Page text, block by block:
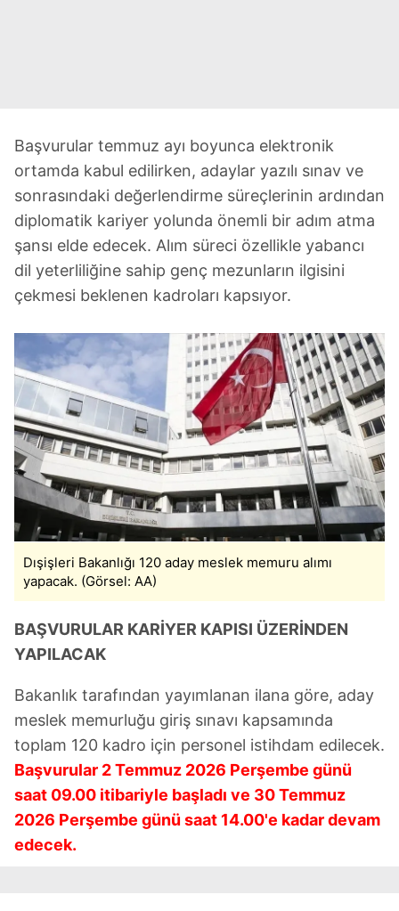
Başvurular temmuz ayı boyunca elektronik
ortamda kabul edilirken, adaylar yazılı sınav ve
sonrasındaki değerlendirme süreçlerinin ardından
diplomatik kariyer yolunda önemli bir adım atma
şansı elde edecek. Alım süreci özellikle yabancı
dil yeterliliğine sahip genç mezunların ilgisini
çekmesi beklenen kadroları kapsıyor.
Dışişleri Bakanlığı 120 aday meslek memuru alımı
yapacak. (Görsel: AA)
BAŞVURULAR KARİYER KAPISI ÜZERİNDEN
YAPILACAK
Bakanlık tarafından yayımlanan ilana göre, aday
meslek memurluğu giriş sınavı kapsamında
toplam 120 kadro için personel istihdam edilecek.
Başvurular 2 Temmuz 2026 Perşembe günü
saat 09.00 itibariyle başladı ve 30 Temmuz
2026 Perşembe günü saat 14.00'e kadar devam
edecek.